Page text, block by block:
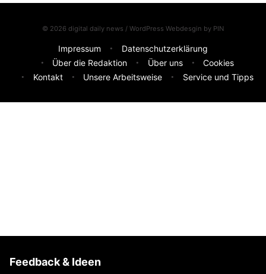
© 2026 digital daily news / WordPress Webdesgin by PIN
Impressum
Datenschutzerklärung
Über die Redaktion
Über uns
Cookies
Kontakt
Unsere Arbeitsweise Service und Tipps
Feedback & Ideen